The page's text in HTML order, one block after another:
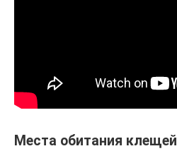
Места обитания клещей